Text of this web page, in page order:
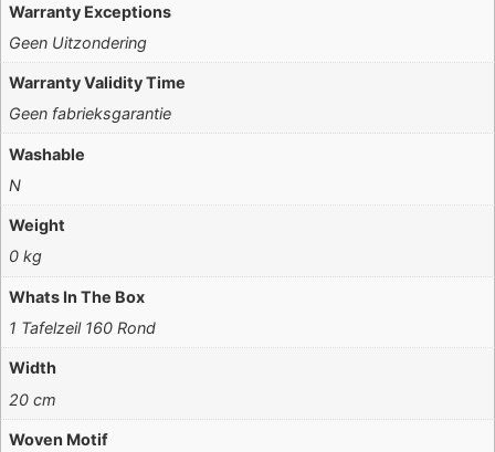
Warranty Exceptions
Geen Uitzondering
Warranty Validity Time
Geen fabrieksgarantie
Washable
N
Weight
0 kg
Whats In The Box
1 Tafelzeil 160 Rond
Width
20 cm
Woven Motif